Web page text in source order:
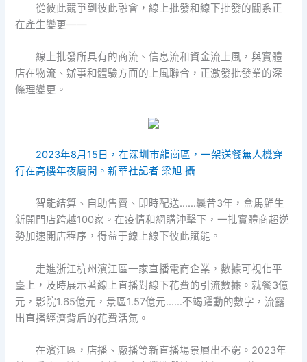
從彼此競爭到彼此融會，線上批發和線下批發的關系正
在產生變更——
線上批發所具有的商流、信息流和資金流上風，與實體
店在物流、辦事和體驗方面的上風聯合，正激發批發業的深
條理變更。
2023年8月15日，在深圳市龍崗區，一架送餐無人機穿
行在高樓年夜廈間。新華社記者 梁旭 攝
智能結算、自助售賣、即時配送……曩昔3年，盒馬鮮生
新開門店跨越100家。在疫情和網購沖擊下，一批實體商超逆
勢加速開店程序，得益于線上線下彼此賦能。
走進浙江杭州濱江區一家直播電商企業，數據可視化平
臺上，及時展示著線上直播對線下花費的引流數據。就餐3億
元，影院1.65億元，景區1.57億元……不竭躍動的數字，流露
出直播經濟背后的花費活氣。
在濱江區，店播、廠播等新直播場景層出不窮。2023年